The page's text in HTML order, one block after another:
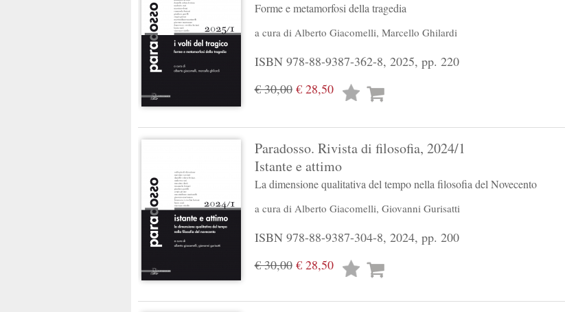
Forme e metamorfosi della tragedia
a cura di Alberto Giacomelli, Marcello Ghilardi
ISBN 978-88-9387-362-8, 2025, pp. 220
€ 30,00€ 28,50
Lista
Paradosso. Rivista di filosofia, 2024/1
Istante e attimo
La dimensione qualitativa del tempo nella filosofia del Novecento
a cura di Alberto Giacomelli, Giovanni Gurisatti
ISBN 978-88-9387-304-8, 2024, pp. 200
€ 30,00€ 28,50
Lista